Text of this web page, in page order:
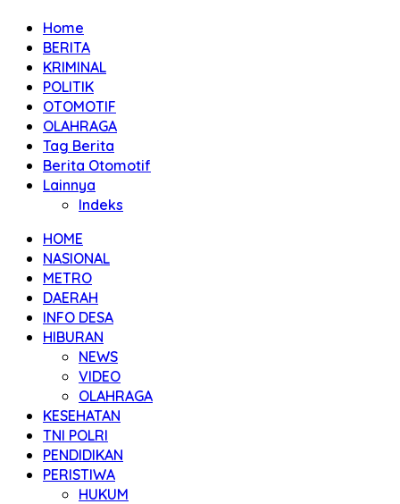
Home
BERITA
KRIMINAL
POLITIK
OTOMOTIF
OLAHRAGA
Tag Berita
Berita Otomotif
Lainnya
Indeks
HOME
NASIONAL
METRO
DAERAH
INFO DESA
HIBURAN
NEWS
VIDEO
OLAHRAGA
KESEHATAN
TNI POLRI
PENDIDIKAN
PERISTIWA
HUKUM